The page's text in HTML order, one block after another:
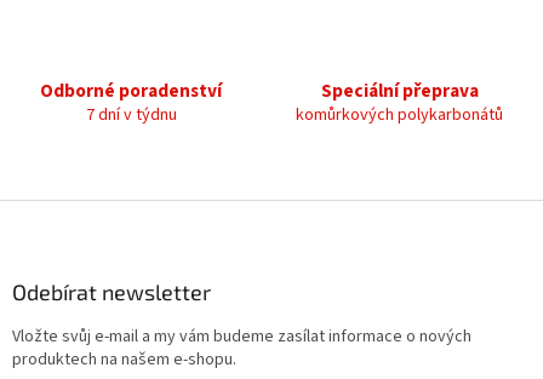
Odborné poradenství
7 dní v týdnu
Speciální přeprava
komůrkových polykarbonátů
Odebírat newsletter
Vložte svůj e-mail a my vám budeme zasílat informace o nových
produktech na našem e-shopu.